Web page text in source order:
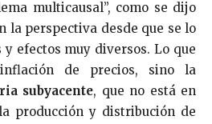
multicausal”, como se dijo
la perspectiva desde que se lo
y efectos muy diversos. Lo que
de precios, sino la
subyacente, que no está en
producción y distribución de